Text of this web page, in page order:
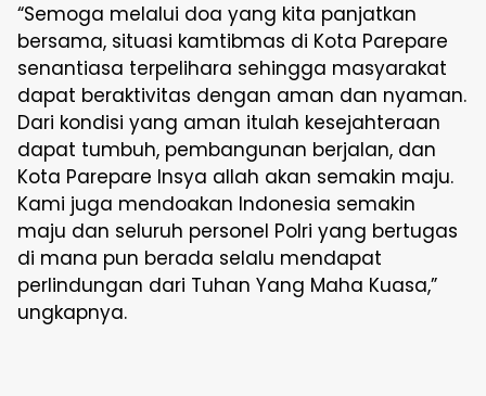
“Semoga melalui doa yang kita panjatkan
bersama, situasi kamtibmas di Kota Parepare
senantiasa terpelihara sehingga masyarakat
dapat beraktivitas dengan aman dan nyaman.
Dari kondisi yang aman itulah kesejahteraan
dapat tumbuh, pembangunan berjalan, dan
Kota Parepare Insya allah akan semakin maju.
Kami juga mendoakan Indonesia semakin
maju dan seluruh personel Polri yang bertugas
di mana pun berada selalu mendapat
perlindungan dari Tuhan Yang Maha Kuasa,”
ungkapnya.